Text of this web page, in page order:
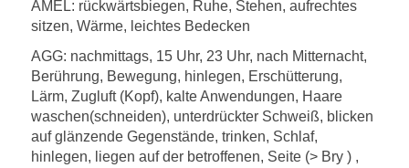
AMEL: rückwärtsbiegen, Ruhe, Stehen, aufrechtes
sitzen, Wärme, leichtes Bedecken
AGG: nachmittags, 15 Uhr, 23 Uhr, nach Mitternacht,
Berührung, Bewegung, hinlegen, Erschütterung,
Lärm, Zugluft (Kopf), kalte Anwendungen, Haare
waschen(schneiden), unterdrückter Schweiß, blicken
auf glänzende Gegenstände, trinken, Schlaf,
hinlegen, liegen auf der betroffenen, Seite (> Bry ) ,